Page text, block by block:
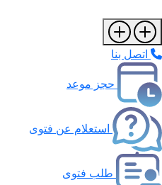
اتصل بنا
حجز موعد
استعلام عن فتوى
طلب فتوى